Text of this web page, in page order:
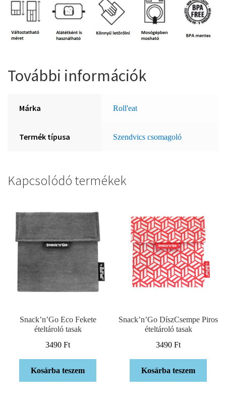
További információk
Márka Roll'eat
Termék típusa Szendvics csomagoló
Kapcsolódó termékek
Snack’n’Go Eco Fekete
ételtároló tasak
3490 Ft
Kosárba teszem
Snack’n’Go DíszCsempe Piros
ételtároló tasak
3490 Ft
Kosárba teszem